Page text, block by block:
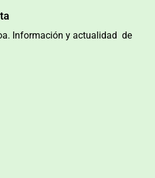
Información y actualidad de